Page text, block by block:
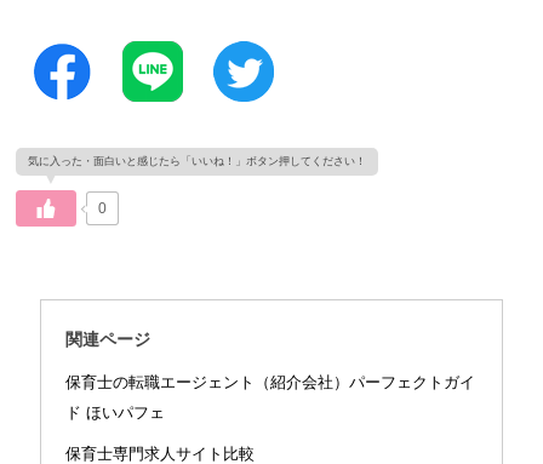
0
関連ページ
保育士の転職エージェント（紹介会社）パーフェクトガイ
ド ほいパフェ
保育士専門求人サイト比較